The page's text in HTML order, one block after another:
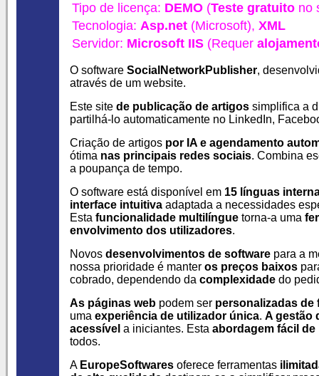
Tipo de licença: DEMO (Teste gratuito no
Tecnologia: Asp.net (Microsoft), XML
Servidor: Microsoft IIS (Requer
O software SocialNetworkPublisher,
através de um website.
Este site de publicação de artigos simplifica a
partilhá-lo automaticamente no LinkedIn,
Criação de artigos por IA e agendamento
ótima nas principais redes sociais. Combina
a poupança de tempo.
O software está disponível em 15 línguas
interface intuitiva adaptada a necessidades
Esta funcionalidade multilíngue torna-a uma
envolvimento dos utilizadores.
Novos desenvolvimentos de software para a
nossa prioridade é manter os preços baixos
cobrado, dependendo da complexidade do
As páginas web podem ser personalizadas de
uma experiência de utilizador única. A gestão
acessível a iniciantes. Esta abordagem fácil de
todos.
A EuropeSoftwares oferece ferramentas